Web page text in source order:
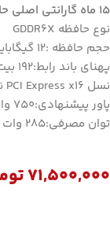
15 ماه گارانتی اصلی حامی
نوع حافظه GDDR6X
حجم حافظه :12 گیگابایت
پهنای باند رابط:192 بیت
نسل PCI Express x16 نسل چهارم
پاور پیشنهادی:750 وات
توان مصرفی:285 وات
71,500,000